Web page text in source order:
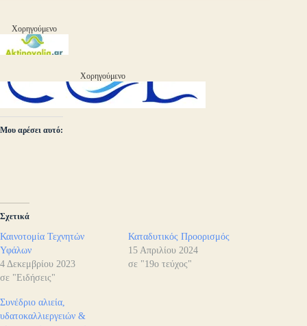
Χορηγούμενο
Χορηγούμενο
Μου αρέσει αυτό:
Σχετικά
Καινοτομία Τεχνητών
Υφάλων
4 Δεκεμβρίου 2023
σε "Ειδήσεις"
Καταδυτικός Προορισμός
15 Απριλίου 2024
σε "19ο τεύχος"
Συνέδριο αλιεία,
υδατοκαλλιεργειών &